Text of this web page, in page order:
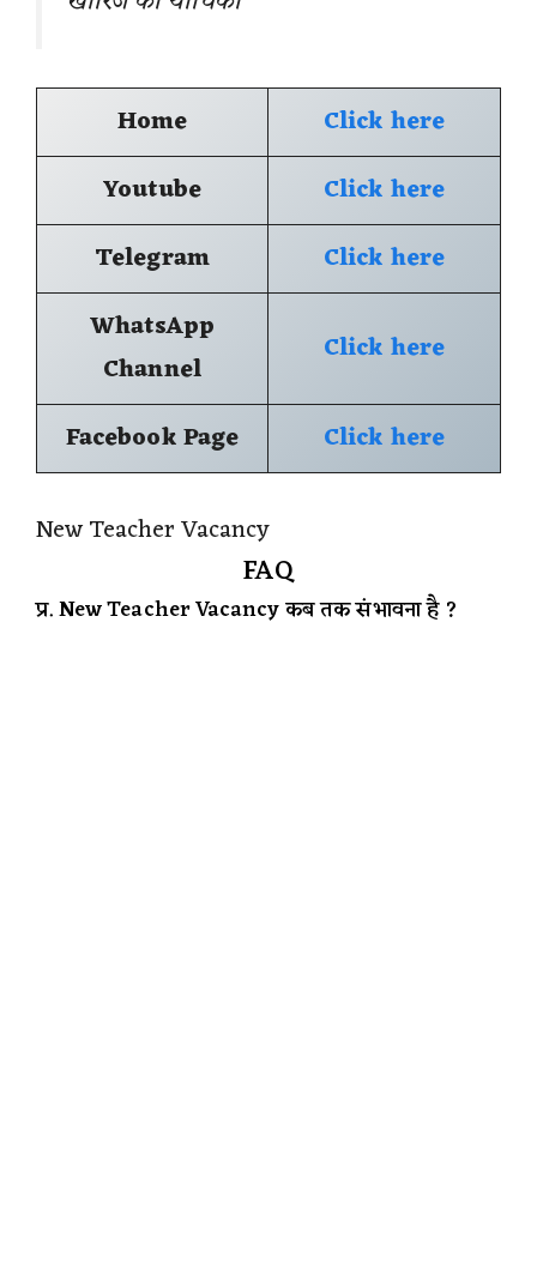
Home
Click here
Youtube
Click here
Telegram
Click here
WhatsApp
Channel
Click here
Facebook Page Click here
New Teacher Vacancy
FAQ
प्र. New Teacher Vacancy कब तक संभावना है ?